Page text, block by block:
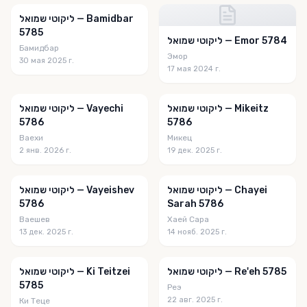
אוצרות דוד
ליקוטי שמואל — Bamidbar
5785
Бамидбар
30 мая 2025 г.
ליקוטי שמואל — Emor 5784
Эмор
17 мая 2024 г.
ליקוטי שמואל — Vayechi
5786
Ваехи
2 янв. 2026 г.
ליקוטי שמואל — Mikeitz
5786
Микец
19 дек. 2025 г.
ליקוטי שמואל — Vayeishev
5786
Ваешев
13 дек. 2025 г.
ליקוטי שמואל — Chayei
Sarah 5786
Хаей Сара
14 нояб. 2025 г.
ליקוטי שמואל — Ki Teitzei
5785
Ки Теце
ליקוטי שמואל — Re'eh 5785
Реэ
22 авг. 2025 г.